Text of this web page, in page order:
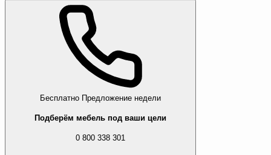
Бесплатно Предложение недели
Подберём мебель под ваши цели
0 800 338 301